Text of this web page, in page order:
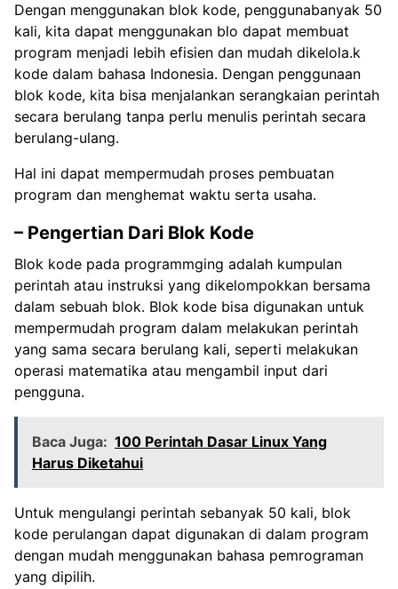
Dengan menggunakan blok kode, penggunabanyak 50
kali, kita dapat menggunakan blo dapat membuat
program menjadi lebih efisien dan mudah dikelola.k
kode dalam bahasa Indonesia. Dengan penggunaan
blok kode, kita bisa menjalankan serangkaian perintah
secara berulang tanpa perlu menulis perintah secara
berulang-ulang.
Hal ini dapat mempermudah proses pembuatan
program dan menghemat waktu serta usaha.
– Pengertian Dari Blok Kode
Blok kode pada programmging adalah kumpulan
perintah atau instruksi yang dikelompokkan bersama
dalam sebuah blok. Blok kode bisa digunakan untuk
mempermudah program dalam melakukan perintah
yang sama secara berulang kali, seperti melakukan
operasi matematika atau mengambil input dari
pengguna.
Baca Juga: 100 Perintah Dasar Linux Yang
Harus Diketahui
Untuk mengulangi perintah sebanyak 50 kali, blok
kode perulangan dapat digunakan di dalam program
dengan mudah menggunakan bahasa pemrograman
yang dipilih.